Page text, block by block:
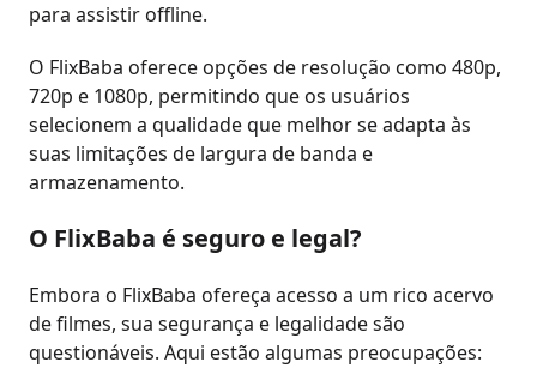
para assistir offline.
O FlixBaba oferece opções de resolução como 480p,
720p e 1080p, permitindo que os usuários
selecionem a qualidade que melhor se adapta às
suas limitações de largura de banda e
armazenamento.
O FlixBaba é seguro e legal?
Embora o FlixBaba ofereça acesso a um rico acervo
de filmes, sua segurança e legalidade são
questionáveis. Aqui estão algumas preocupações: